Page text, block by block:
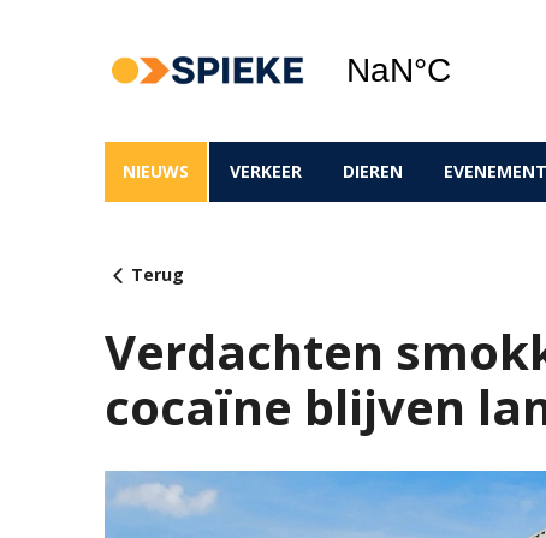
NIEUWS VERKEER DIEREN
Terug
Verdachten
cocaïne blijven